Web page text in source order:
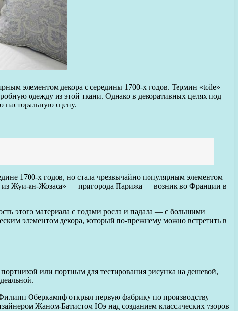
элементом декора с середины 1700-х годов. Термин «toile»
одежду из этой ткани. Однако в декоративных целях под
пасторальную сцену.
1700-х годов, но стала чрезвычайно популярным элементом
из Жуи-ан-Жозаса» — пригорода Парижа — возник во Франции в
этого материала с годами росла и падала — с большими
элементом декора, который по-прежнему можно встретить в
или портным для тестирования рисунка на дешевой,
Оберкампф открыл первую фабрику по производству
Жаном-Батистом Юэ над созданием классических узоров